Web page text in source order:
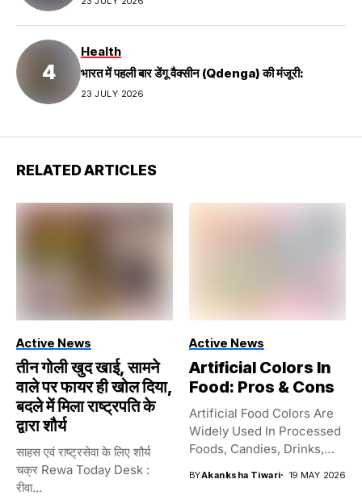
Health
भारत में पहली बार डेंगू वैक्सीन (Qdenga) की मंजूरी:
23 JULY 2026
RELATED ARTICLES
Active News
तीन गोली खुद खाई, सामने
वाले पर फायर ही खोल दिया,
बदले में मिला राष्ट्रपति के
द्वारा शौर्य
साहस एवं राष्ट्रसेवा के लिए शौर्य
चक्र Rewa Today Desk :
रीवा...
Active News
Artificial Colors In
Food: Pros & Cons
Artificial Food Colors Are
Widely Used In Processed
Foods, Candies, Drinks,
BYAkanksha Tiwari 19 MAY 2026